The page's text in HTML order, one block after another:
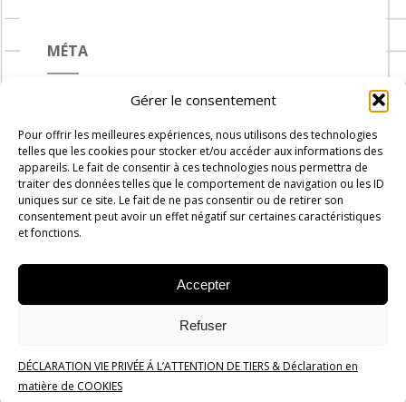
Gérer le consentement
Pour offrir les meilleures expériences, nous utilisons des technologies
telles que les cookies pour stocker et/ou accéder aux informations des
appareils. Le fait de consentir à ces technologies nous permettra de
traiter des données telles que le comportement de navigation ou les ID
uniques sur ce site. Le fait de ne pas consentir ou de retirer son
consentement peut avoir un effet négatif sur certaines caractéristiques
et fonctions.
Accepter
Refuser
DÉCLARATION VIE PRIVÉE Á L’ATTENTION DE TIERS & Déclaration en
matière de COOKIES
MÉTA
Connexion
Flux des publications
Flux des commentaires
Site de WordPress-FR
Carnets de Cuisine © 2019 -2026-AdministrationRue du
progrès n°7, 1300 Wavre
Politique de confidentialité